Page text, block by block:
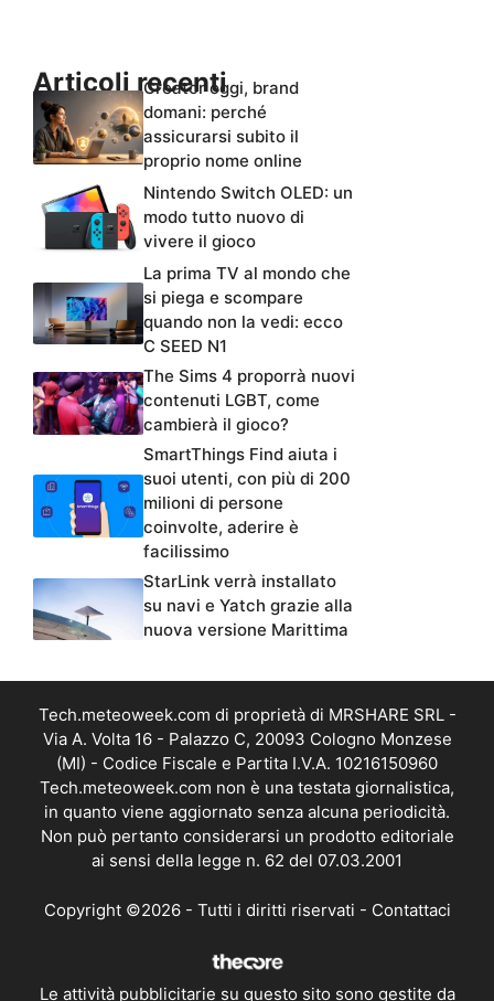
Articoli recenti
Creator oggi, brand
domani: perché
assicurarsi subito il
proprio nome online
Nintendo Switch OLED: un
modo tutto nuovo di
vivere il gioco
La prima TV al mondo che
si piega e scompare
quando non la vedi: ecco
C SEED N1
The Sims 4 proporrà nuovi
contenuti LGBT, come
cambierà il gioco?
SmartThings Find aiuta i
suoi utenti, con più di 200
milioni di persone
coinvolte, aderire è
facilissimo
StarLink verrà installato
su navi e Yatch grazie alla
nuova versione Marittima
Tech.meteoweek.com di proprietà di MRSHARE SRL -
Via A. Volta 16 - Palazzo C, 20093 Cologno Monzese
(MI) - Codice Fiscale e Partita I.V.A. 10216150960
Tech.meteoweek.com non è una testata giornalistica,
in quanto viene aggiornato senza alcuna periodicità.
Non può pertanto considerarsi un prodotto editoriale
ai sensi della legge n. 62 del 07.03.2001
Copyright ©2026 - Tutti i diritti riservati - Contattaci
Le attività pubblicitarie su questo sito sono gestite da